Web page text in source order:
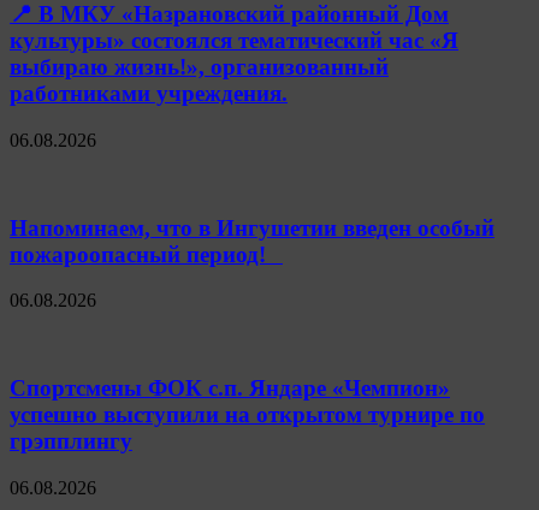
📍 В МКУ «Назрановский районный Дом
культуры» состоялся тематический час «Я
выбираю жизнь!», организованный
работниками учреждения.
06.08.2026
Напоминаем, что в Ингушетии введен особый
пожароопасный период!⁣⁣⠀
06.08.2026
Спортсмены ФОК с.п. Яндаре «Чемпион»
успешно выступили на открытом турнире по
грэпплингу
06.08.2026